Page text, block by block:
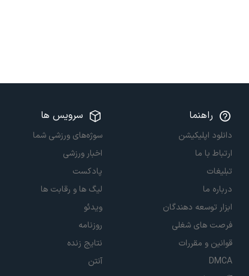
راهنما
دانلود اپلیکیشن
ارتباط با ما
تبلیغات
درباره ما
ابزار توسعه دهندگان
فرصت های شغلی
قوانین و مقررات
DMCA
سرویس ها
سوژه‌های ورزشی شما
اخبار ورزشی
پادکست
لیگ ها و رقابت ها
ویدئو
روزنامه
نتایج زنده
آنتن